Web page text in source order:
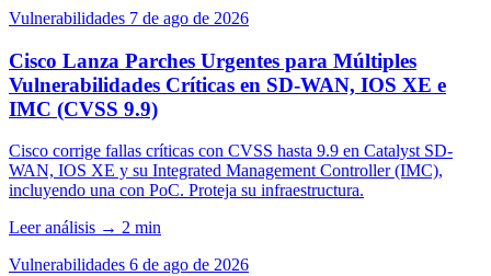
Vulnerabilidades 7 de ago de 2026
Cisco Lanza Parches Urgentes para Múltiples
Vulnerabilidades Críticas en SD-WAN, IOS XE e
IMC (CVSS 9.9)
Cisco corrige fallas críticas con CVSS hasta 9.9 en Catalyst SD-
WAN, IOS XE y su Integrated Management Controller (IMC),
incluyendo una con PoC. Proteja su infraestructura.
Leer análisis → 2 min
Vulnerabilidades 6 de ago de 2026